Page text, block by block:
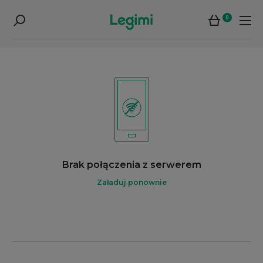
0
Brak połączenia z serwerem
Załaduj ponownie